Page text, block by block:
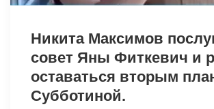
Никита Максимов
совет Яны Фиткевич и
оставаться вторым
Субботиной.